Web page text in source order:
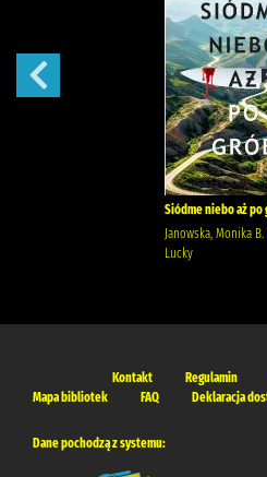
Siódme niebo aż po
Janowska, Monika B.
Lucky
Kontakt Regulamin
Mapa bibliotek
FAQ Deklaracja
Dane pochodzą z systemu: